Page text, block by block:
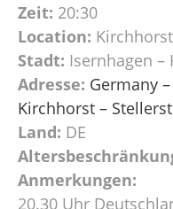
Zeit: 20:30
Location:
Stadt: Isernhagen –
Adresse: Germany
Kirchhorst –
Land: DE
Anmerkungen:
20.30 Uhr